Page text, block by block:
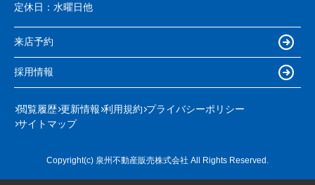
定休日： 水曜日他
来店予約
採用情報
閲覧履歴 更新情報 利用規約 プライバシーポリシー
サイトマップ
Copyright(c) 泉州不動産販売株式会社 All Rights Reserved.